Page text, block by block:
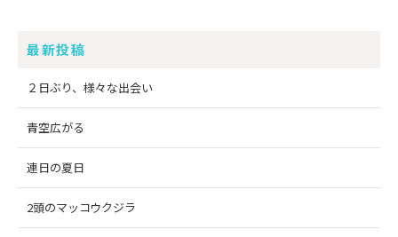
最新投稿
２日ぶり、様々な出会い
青空広がる
連日の夏日
2頭のマッコウクジラ